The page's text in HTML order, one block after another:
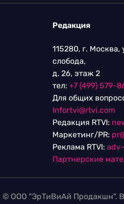
Редакция
115280, г. Москва,
слобода,
д. 26, этаж 2
тел: +7 (499) 579-
Для общих
Infortvi@rtvi.com
Редакция RTVI:
Маркетинг/PR:
Реклама RTVI:
Партнерские
© ООО "ЭрТиВиАй Продакшн".